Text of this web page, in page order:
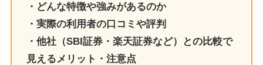
・どんな特徴や強みがあるのか
・実際の利用者の口コミや評判
・他社（SBI証券・楽天証券など）との比較で
見えるメリット・注意点